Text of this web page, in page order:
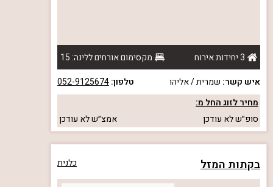
3 יחידות אירוח
מקסימום אורחים ללינה: 15
איש קשר: שמרית / אליהו טלפון:052-9125674
מחיר לזוג החל מ:
סופ״שלא עודכן אמצ״שלא עודכן
בקתות המזל כלנית